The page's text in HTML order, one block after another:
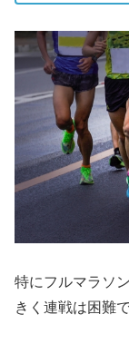
特にフルマラソ
きく連戦は困難で